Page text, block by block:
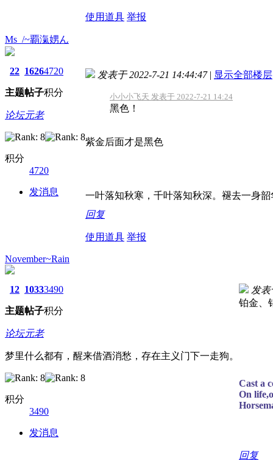
使用道具 举报
Ms_/~覇滊娚ん
22
主题
1626
帖子
4720
积分
论坛元老
积分
4720
发消息
发表于 2022-7-21 14:44:47 | 显示全部楼层
小小小飞天 发表于 2022-7-21 14:24
黑色！
紫金后面才是黑色
一叶落知秋寒，千叶落知秋深。褪去一身
回复
使用道具 举报
November~Rain
12
主题
1033
帖子
3490
积分
论坛元老
梦里什么都有，醒来借酒消愁，存在主义门下一走狗。
积分
3490
发消息
发表
铂金、
Cast a
On
回复